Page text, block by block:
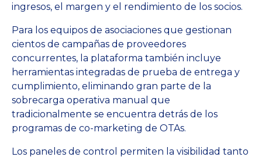
ingresos, el margen y el rendimiento de los socios.
Para los equipos de asociaciones que gestionan
cientos de campañas de proveedores
concurrentes, la plataforma también incluye
herramientas integradas de prueba de entrega y
cumplimiento, eliminando gran parte de la
sobrecarga operativa manual que
tradicionalmente se encuentra detrás de los
programas de co-marketing de OTAs.
Los paneles de control permiten la visibilidad tanto